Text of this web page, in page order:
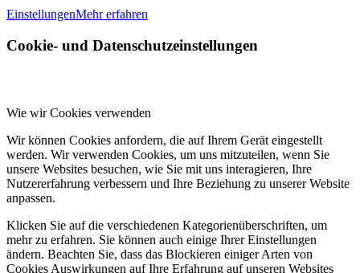
EinstellungenMehr erfahren
Cookie- und Datenschutzeinstellungen
Wie wir Cookies verwenden
Wir können Cookies anfordern, die auf Ihrem Gerät eingestellt
werden. Wir verwenden Cookies, um uns mitzuteilen, wenn Sie
unsere Websites besuchen, wie Sie mit uns interagieren, Ihre
Nutzererfahrung verbessern und Ihre Beziehung zu unserer Website
anpassen.
Klicken Sie auf die verschiedenen Kategorienüberschriften, um
mehr zu erfahren. Sie können auch einige Ihrer Einstellungen
ändern. Beachten Sie, dass das Blockieren einiger Arten von
Cookies Auswirkungen auf Ihre Erfahrung auf unseren Websites